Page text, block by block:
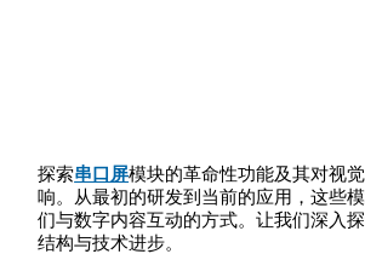
探索串口屏模块的革命性功能及其对视
响。从最初的研发到当前的应用，这些
们与数字内容互动的方式。让我们深入
结构与技术进步。